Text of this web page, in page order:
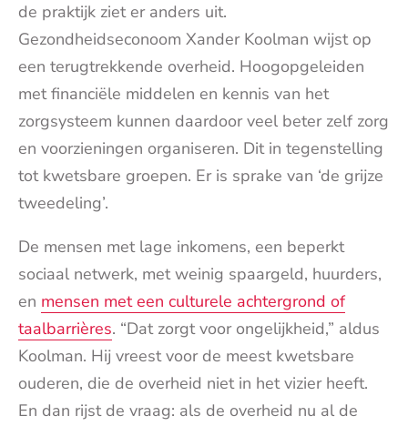
de praktijk ziet er anders uit.
Gezondheidseconoom Xander Koolman wijst op
een terugtrekkende overheid. Hoogopgeleiden
met financiële middelen en kennis van het
zorgsysteem kunnen daardoor veel beter zelf zorg
en voorzieningen organiseren. Dit in tegenstelling
tot kwetsbare groepen. Er is sprake van ‘de grijze
tweedeling’.
De mensen met lage inkomens, een beperkt
sociaal netwerk, met weinig spaargeld, huurders,
en mensen met een culturele achtergrond of
taalbarrières. “Dat zorgt voor ongelijkheid,” aldus
Koolman. Hij vreest voor de meest kwetsbare
ouderen, die de overheid niet in het vizier heeft.
En dan rijst de vraag: als de overheid nu al de